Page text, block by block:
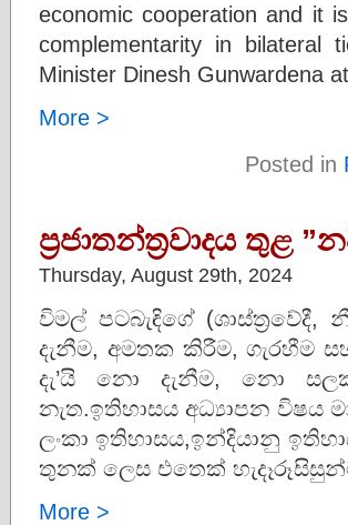
economic cooperation and it
complementarity in
Minister Dinesh Gunwardena
More >
Posted in
ප‍්‍රජාතන්ත‍්‍රවාදය තුළ
Thursday, August 29th, 2024
විමල් පටබැඳිගේ
දැනීම, අමතක කිරීම,
දැ’යි නො දැනීම, නො
නැත.ඉතිහාසය අධ්‍යාපන විෂය
ලංකා ඉතිහාසය,ඉන්දියානු
තුනක් ලෙස එතෙක්
More >